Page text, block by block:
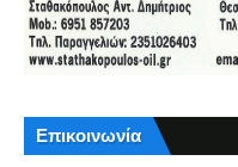
Επικοινωνία